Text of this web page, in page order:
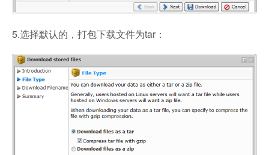
5.选择默认的，打包下载文件为tar：